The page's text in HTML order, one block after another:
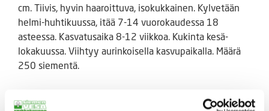
cm. Tiivis, hyvin haaroittuva, isokukkainen. Kylvetään
helmi-huhtikuussa, itää 7-14 vuorokaudessa 18
asteessa. Kasvatusaika 8-12 viikkoa. Kukinta kesä-
lokakuussa. Viihtyy aurinkoisella kasvupaikalla. Määrä
250 siementä.
Tutustu myös